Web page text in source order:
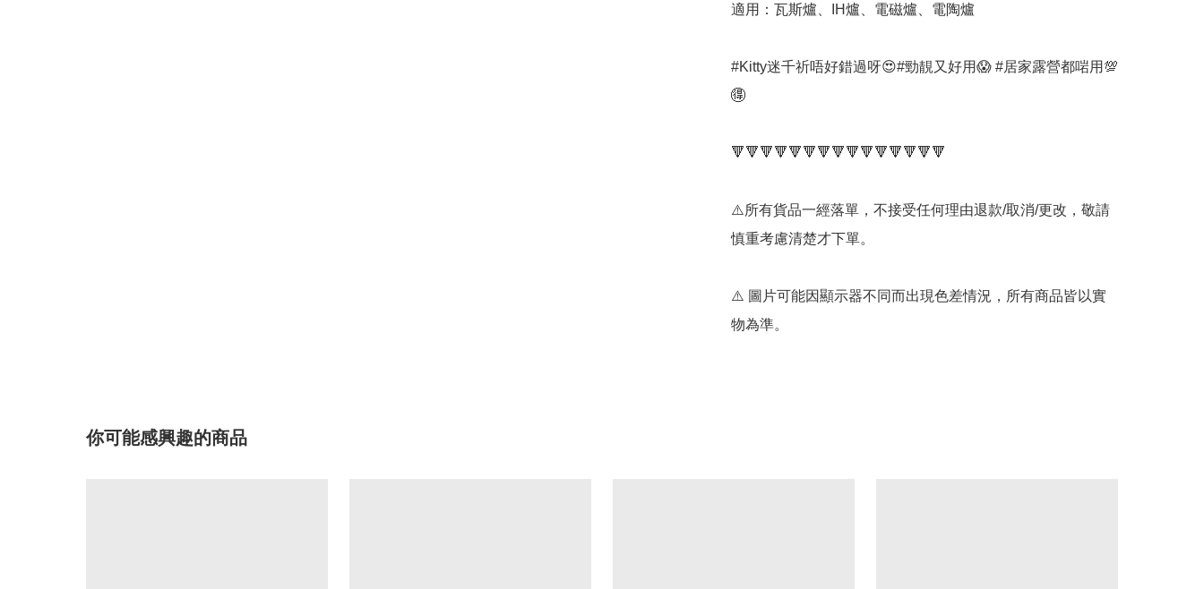
適用：瓦斯爐、IH爐、電磁爐、電陶爐
#Kitty迷千祈唔好錯過呀😍#勁靚又好用😱 #居家露營都啱用💯
🉐
🔻🔻🔻🔻🔻🔻🔻🔻🔻🔻🔻🔻🔻🔻🔻
⚠️所有貨品一經落單，不接受任何理由退款/取消/更改，敬請
慎重考慮清楚才下單。
⚠️ 圖片可能因顯示器不同而出現色差情況，所有商品皆以實
物為準。
你可能感興趣的商品